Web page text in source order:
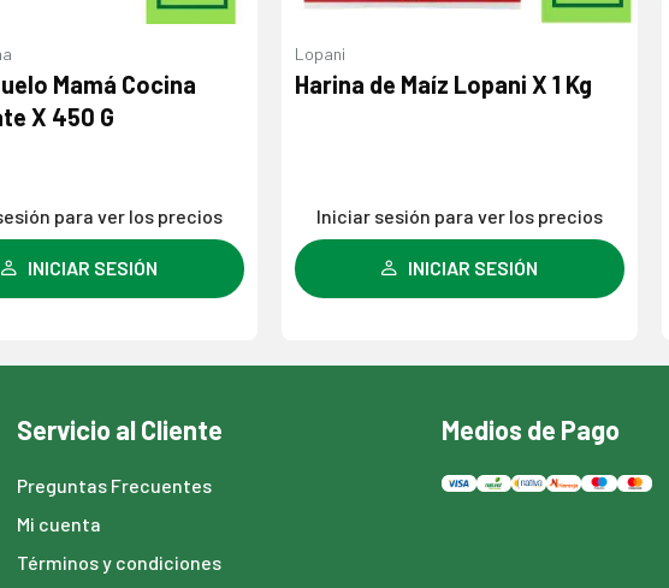
Mamá Cocina
X 450 G
para ver los precios
INICIAR SESIÓN
Lopani
Harina de Maíz Lopani X 1 Kg
Iniciar sesión para ver los precios
INICIAR SESIÓN
Servicio al Cliente
Preguntas Frecuentes
Mi cuenta
Términos y condiciones
Medios de Pago